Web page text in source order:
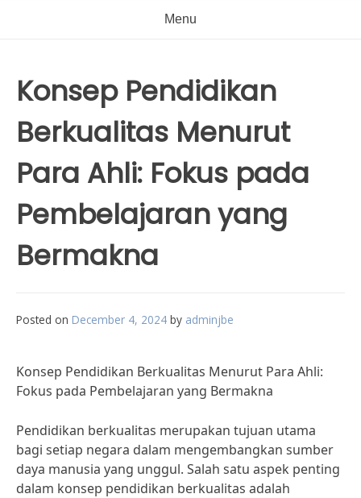
Menu
Konsep Pendidikan
Berkualitas Menurut
Para Ahli: Fokus pada
Pembelajaran yang
Bermakna
Posted on December 4, 2024 by adminjbe
Konsep Pendidikan Berkualitas Menurut Para Ahli:
Fokus pada Pembelajaran yang Bermakna
Pendidikan berkualitas merupakan tujuan utama
bagi setiap negara dalam mengembangkan sumber
daya manusia yang unggul. Salah satu aspek penting
dalam konsep pendidikan berkualitas adalah